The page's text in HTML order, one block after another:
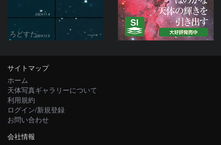
ろどすた
サイトマップ
ホーム
天体写真ギャラリーについて
利用規約
ログイン/新規登録
お問い合わせ
会社情報